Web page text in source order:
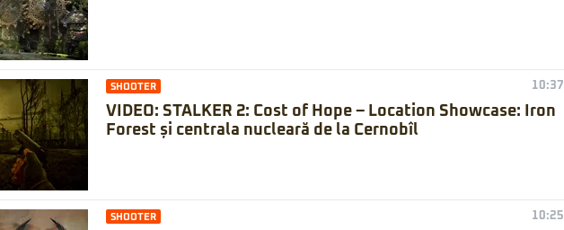
SHOOTER 10:37
VIDEO: STALKER 2: Cost of Hope – Location Showcase: Iron
Forest și centrala nucleară de la Cernobîl
SHOOTER 10:25